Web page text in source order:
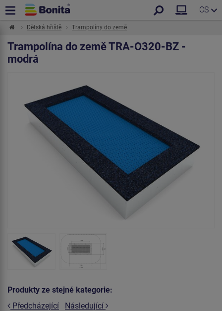
CS
Dětská hřiště Trampolíny do země
Trampolína do země TRA-O320-BZ -
modrá
Produkty ze stejné kategorie:
Předcházející
Následující